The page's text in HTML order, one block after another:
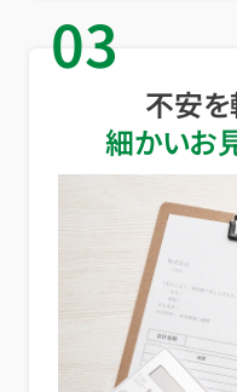
03
不安
細かいお